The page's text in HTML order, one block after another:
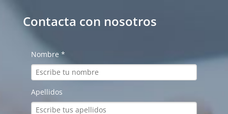
Contacta con nosotros